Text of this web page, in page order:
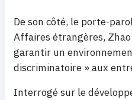
De son côté, le porte-
Affaires étrangères,
garantir un
discriminatoire » aux
Interrogé sur le